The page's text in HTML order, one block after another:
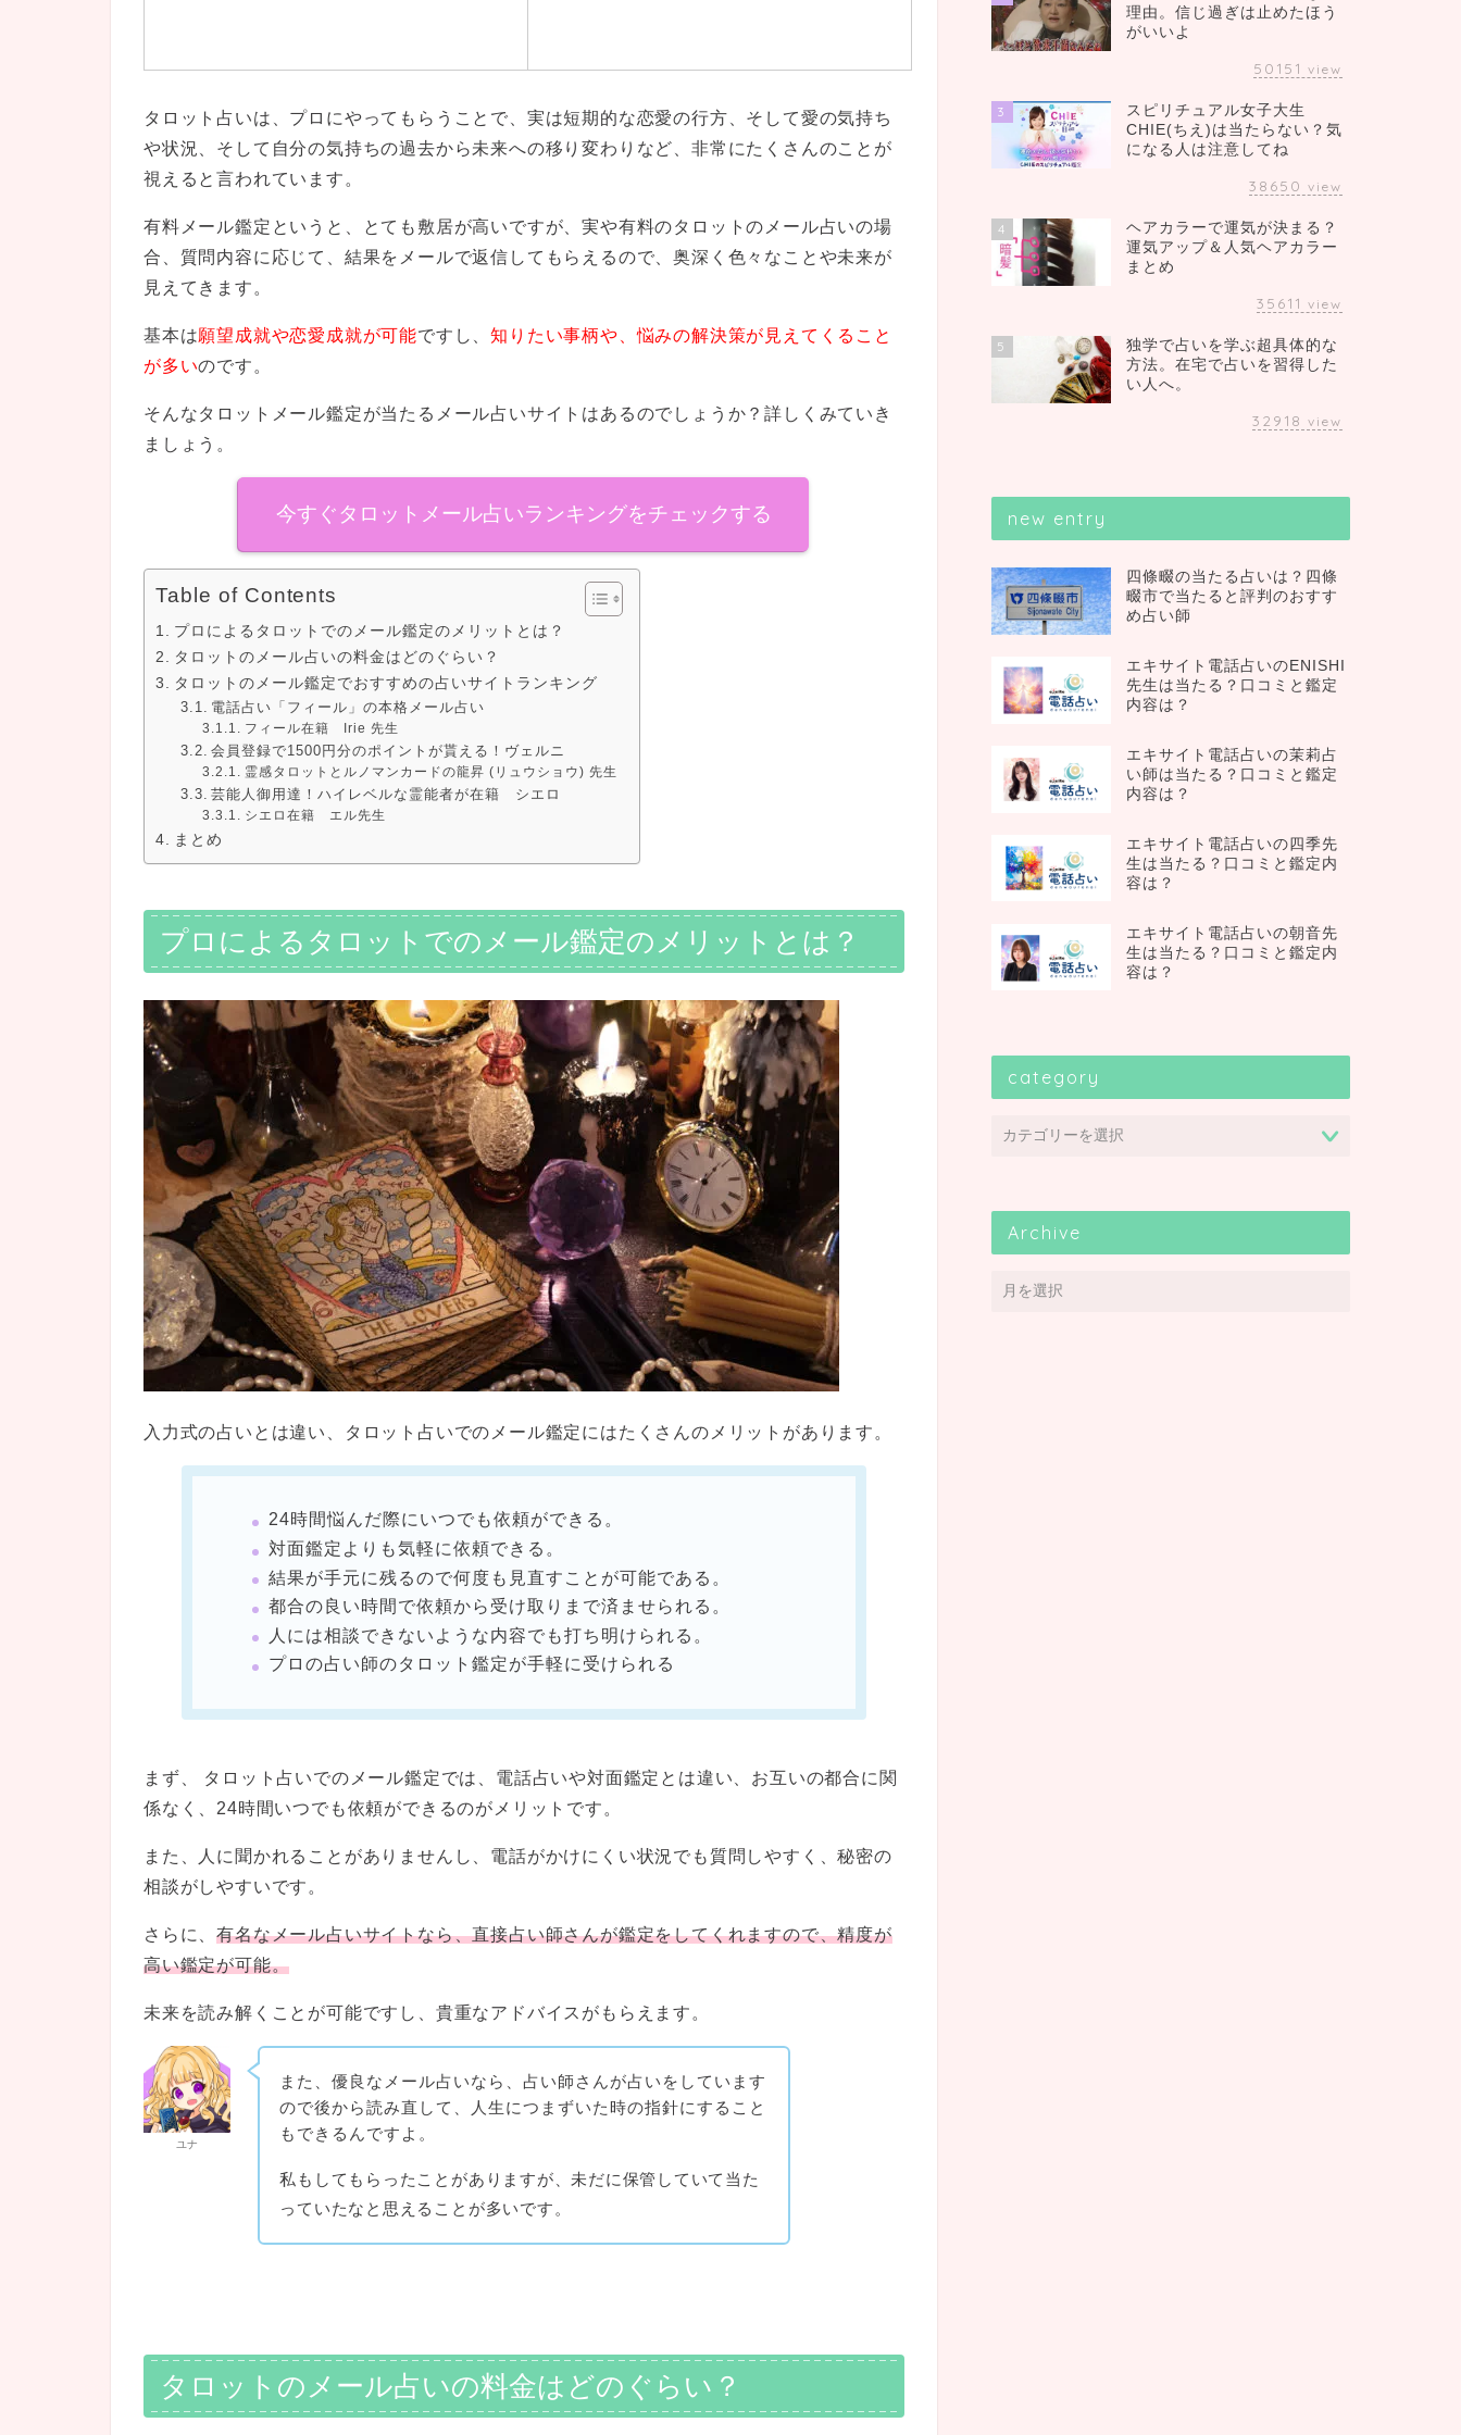
タロット占いは、プロにやってもらうことで、実は短期的な恋愛の行方、そして愛の気持ち
や状況、そして自分の気持ちの過去から未来への移り変わりなど、非常にたくさんのことが
視えると言われています。
有料メール鑑定というと、とても敷居が高いですが、実や有料のタロットのメール占いの場
合、質問内容に応じて、結果をメールで返信してもらえるので、奥深く色々なことや未来が
見えてきます。
基本は願望成就や恋愛成就が可能ですし、知りたい事柄や、悩みの解決策が見えてくること
が多いのです。
そんなタロットメール鑑定が当たるメール占いサイトはあるのでしょうか？詳しくみていき
ましょう。
今すぐタロットメール占いランキングをチェックする
Table of Contents
プロによるタロットでのメール鑑定のメリットとは？
タロットのメール占いの料金はどのぐらい？
タロットのメール鑑定でおすすめの占いサイトランキング
電話占い「フィール」の本格メール占い
フィール在籍 Irie 先生
会員登録で1500円分のポイントが貰える！ヴェルニ
霊感タロットとルノマンカードの龍昇 (リュウショウ) 先生
芸能人御用達！ハイレベルな霊能者が在籍 シエロ
シエロ在籍 エル先生
まとめ
プロによるタロットでのメール鑑定のメリットとは？
入力式の占いとは違い、タロット占いでのメール鑑定にはたくさんのメリットがあります。
24時間悩んだ際にいつでも依頼ができる。
対面鑑定よりも気軽に依頼できる。
結果が手元に残るので何度も見直すことが可能である。
都合の良い時間で依頼から受け取りまで済ませられる。
人には相談できないような内容でも打ち明けられる。
プロの占い師のタロット鑑定が手軽に受けられる
まず、 タロット占いでのメール鑑定では、電話占いや対面鑑定とは違い、お互いの都合に関
係なく、24時間いつでも依頼ができるのがメリットです。
また、人に聞かれることがありませんし、電話がかけにくい状況でも質問しやすく、秘密の
相談がしやすいです。
さらに、有名なメール占いサイトなら、直接占い師さんが鑑定をしてくれますので、精度が
高い鑑定が可能。
未来を読み解くことが可能ですし、貴重なアドバイスがもらえます。
ユナ
また、優良なメール占いなら、占い師さんが占いをしています
ので後から読み直して、人生につまずいた時の指針にすること
もできるんですよ。
私もしてもらったことがありますが、未だに保管していて当た
っていたなと思えることが多いです。
タロットのメール占いの料金はどのぐらい？
理由。信じ過ぎは止めたほう
がいいよ
50151 view
3
スピリチュアル女子大生
CHIE(ちえ)は当たらない？気
になる人は注意してね
38650 view
4
ヘアカラーで運気が決まる？
運気アップ＆人気ヘアカラー
まとめ
35611 view
5
独学で占いを学ぶ超具体的な
方法。在宅で占いを習得した
い人へ。
32918 view
new entry
四條畷の当たる占いは？四條
畷市で当たると評判のおすす
め占い師
エキサイト電話占いのENISHI
先生は当たる？口コミと鑑定
内容は？
エキサイト電話占いの茉莉占
い師は当たる？口コミと鑑定
内容は？
エキサイト電話占いの四季先
生は当たる？口コミと鑑定内
容は？
エキサイト電話占いの朝音先
生は当たる？口コミと鑑定内
容は？
category
Archive